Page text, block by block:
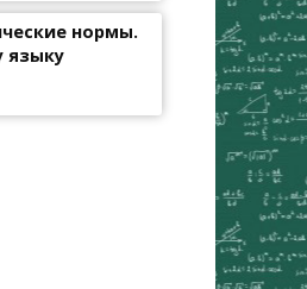
нормы.
языку